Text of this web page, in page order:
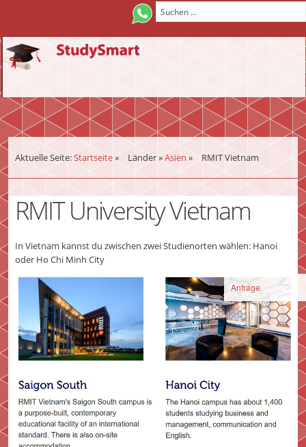
Anfrage
Aktuelle Seite:Startseite» Länder»Asien » RMIT Vietnam
RMIT University Vietnam
In Vietnam kannst du zwischen zwei Studienorten wählen: Hanoi
oder Ho Chi Minh City